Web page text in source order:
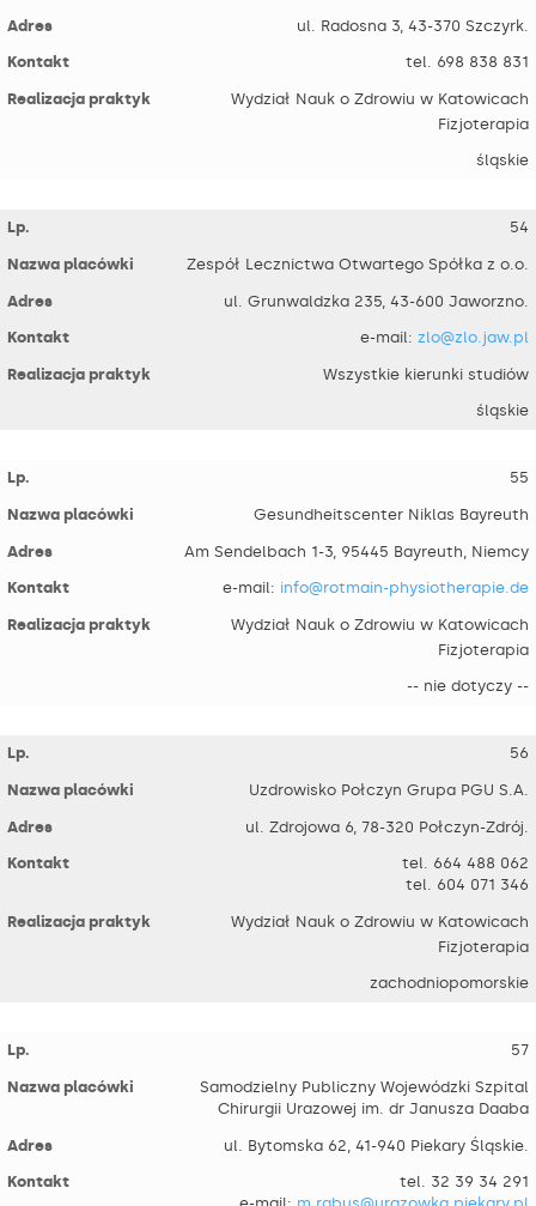
ul. Radosna 3, 43-370 Szczyrk.
tel. 698 838 831
Wydział Nauk o Zdrowiu w Katowicach
Fizjoterapia
śląskie
54
Zespół Lecznictwa Otwartego Spółka z o.o.
ul. Grunwaldzka 235, 43-600 Jaworzno.
e-mail: zlo@zlo.jaw.pl
Wszystkie kierunki studiów
śląskie
55
Gesundheitscenter Niklas Bayreuth
Am Sendelbach 1-3, 95445 Bayreuth, Niemcy
e-mail: info@rotmain-physiotherapie.de
Wydział Nauk o Zdrowiu w Katowicach
Fizjoterapia
-- nie dotyczy --
56
Uzdrowisko Połczyn Grupa PGU S.A.
ul. Zdrojowa 6, 78-320 Połczyn-Zdrój.
tel. 664 488 062
tel. 604 071 346
Wydział Nauk o Zdrowiu w Katowicach
Fizjoterapia
zachodniopomorskie
57
Samodzielny Publiczny Wojewódzki Szpital
Chirurgii Urazowej im. dr Janusza Daaba
ul. Bytomska 62, 41-940 Piekary Śląskie.
tel. 32 39 34 291